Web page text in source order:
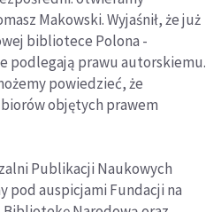
Makowski. Wyjaśnił, że już
bibliotece Polona -
podlegają prawu autorskiemu.
powiedzieć, że
objętych prawem
Publikacji Naukowych
pod auspicjami Fundacji na